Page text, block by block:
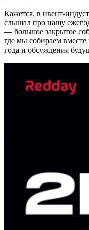
Кажется, в ивент-
слышал про нашу
— большое закрытое
где мы собираем
года и обсуждения